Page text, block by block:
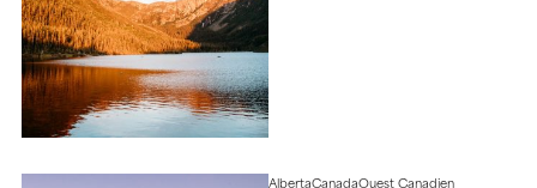
AlbertaCanadaOuest Canadien